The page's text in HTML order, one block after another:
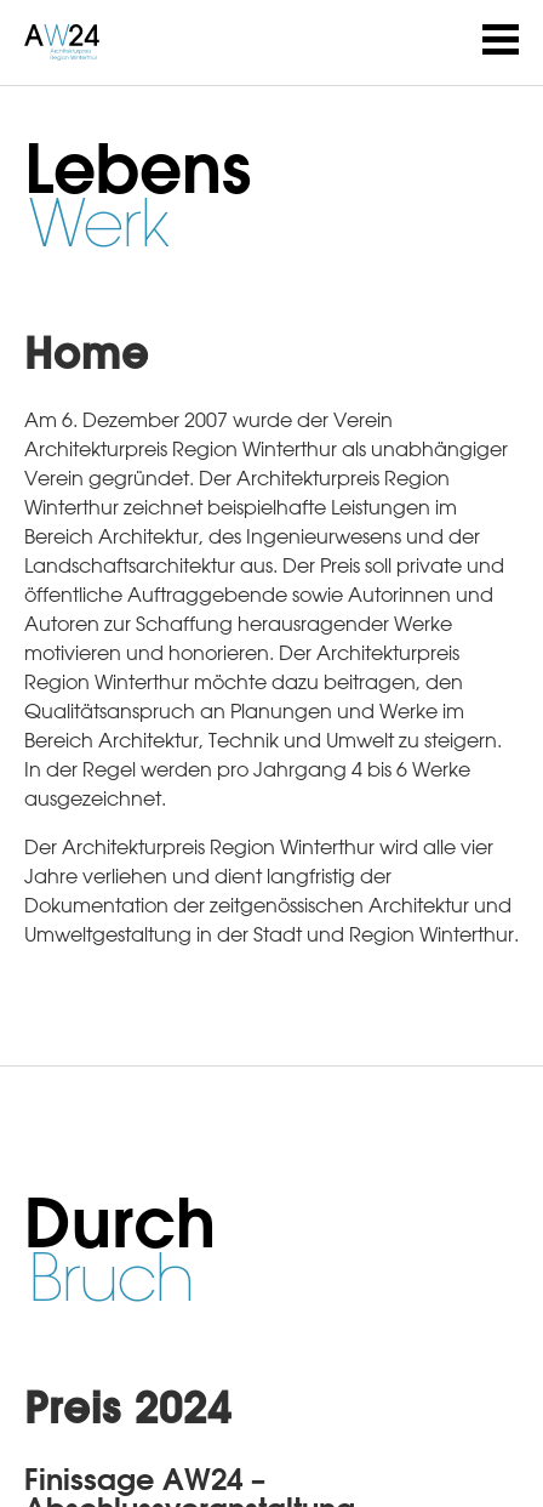
Lebens
Werk
Home
Am 6. Dezember 2007 wurde der Verein
Architekturpreis Region Winterthur als unabhängiger
Verein gegründet. Der Architekturpreis Region
Winterthur zeichnet beispielhafte Leistungen im
Bereich Architektur, des Ingenieurwesens und der
Landschaftsarchitektur aus. Der Preis soll private und
öffentliche Auftraggebende sowie Autorinnen und
Autoren zur Schaffung herausragender Werke
motivieren und honorieren. Der Architekturpreis
Region Winterthur möchte dazu beitragen, den
Qualitätsanspruch an Planungen und Werke im
Bereich Architektur, Technik und Umwelt zu steigern.
In der Regel werden pro Jahrgang 4 bis 6 Werke
ausgezeichnet.
Der Architekturpreis Region Winterthur wird alle vier
Jahre verliehen und dient langfristig der
Dokumentation der zeitgenössischen Architektur und
Umweltgestaltung in der Stadt und Region Winterthur.
Durch
Bruch
Preis 2024
Finissage AW24 –